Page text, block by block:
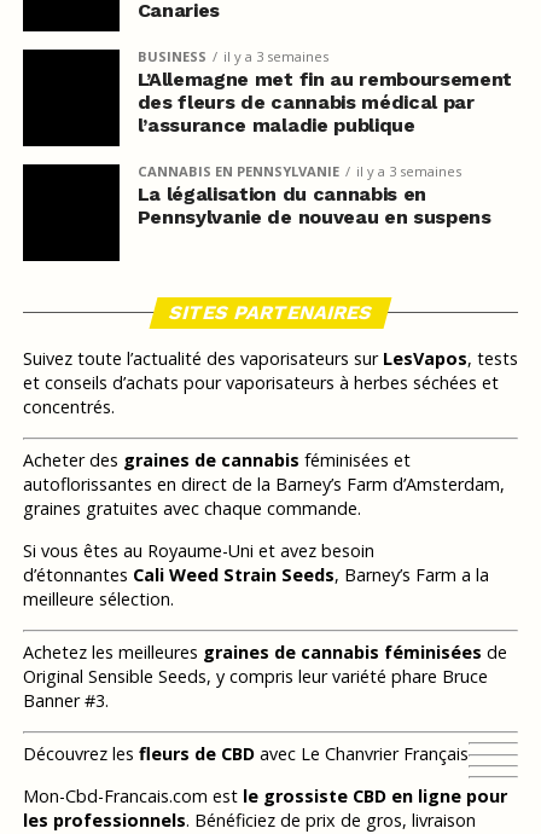
Canaries
BUSINESS il y a 3 semaines
L’Allemagne met fin au remboursement
des fleurs de cannabis médical par
l’assurance maladie publique
CANNABIS EN PENNSYLVANIE il y a 3 semaines
La légalisation du cannabis en
Pennsylvanie de nouveau en suspens
SITES PARTENAIRES
Suivez toute l’actualité des vaporisateurs sur LesVapos, tests
et conseils d’achats pour vaporisateurs à herbes séchées et
concentrés.
Acheter des graines de cannabis féminisées et
autoflorissantes en direct de la Barney’s Farm d’Amsterdam,
graines gratuites avec chaque commande.
Si vous êtes au Royaume-Uni et avez besoin
d’étonnantes Cali Weed Strain Seeds, Barney’s Farm a la
meilleure sélection.
Achetez les meilleures graines de cannabis féminisées de
Original Sensible Seeds, y compris leur variété phare Bruce
Banner #3.
Découvrez les fleurs de CBDavec Le Chanvrier Français
Mon-Cbd-Francais.com est le grossiste CBD en ligne pour
les professionnels. Bénéficiez de prix de gros, livraison